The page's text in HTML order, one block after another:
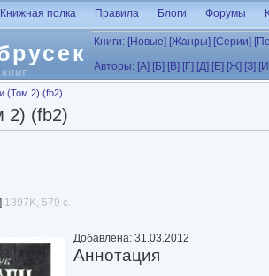
Книжная полка Правила Блоги Форумы
Книги: [Новые] [Жанры] [Серии]
Авторы: [А] [Б] [В] [Г] [Д] [Е] [Ж] [З]
(Том 2) (fb2)
2) (fb2)
1397K, 579 с.
Добавлена: 31.03.2012
Аннотация